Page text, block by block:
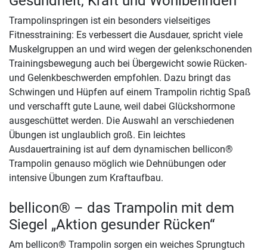
Trampolinspringen ist ein besonders vielseitiges
Fitnesstraining: Es verbessert die Ausdauer, spricht viele
Muskelgruppen an und wird wegen der gelenkschonenden
Trainingsbewegung auch bei Übergewicht sowie Rücken-
und Gelenkbeschwerden empfohlen. Dazu bringt das
Schwingen und Hüpfen auf einem Trampolin richtig Spaß
und verschafft gute Laune, weil dabei Glückshormone
ausgeschüttet werden. Die Auswahl an verschiedenen
Übungen ist unglaublich groß. Ein leichtes
Ausdauertraining ist auf dem dynamischen bellicon®
Trampolin genauso möglich wie Dehnübungen oder
intensive Übungen zum Kraftaufbau.
bellicon® – das Trampolin mit dem
Siegel „Aktion gesunder Rücken“
Am bellicon® Trampolin sorgen ein weiches Sprungtuch